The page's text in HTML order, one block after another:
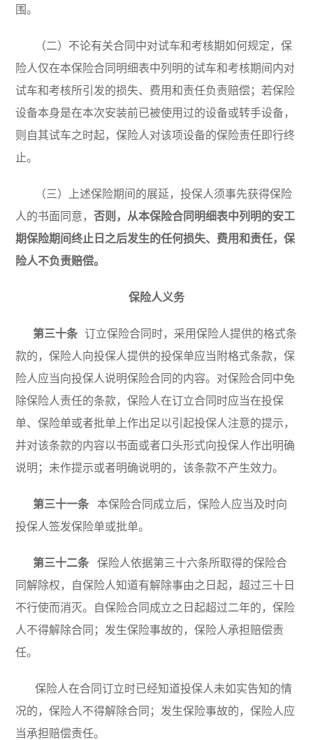
围。
（二）不论有关合同中对试车和考核期如何规定，保
险人仅在本保险合同明细表中列明的试车和考核期间内对
试车和考核所引发的损失、费用和责任负责赔偿；若保险
设备本身是在本次安装前已被使用过的设备或转手设备，
则自其试车之时起，保险人对该项设备的保险责任即行终
止。
（三）上述保险期间的展延，投保人须事先获得保险
人的书面同意，否则，从本保险合同明细表中列明的安工
期保险期间终止日之后发生的任何损失、费用和责任，保
险人不负责赔偿。
保险人义务
第三十条
订立保险合同时，采用保险人提供的格式条
款的，保险人向投保人提供的投保单应当附格式条款，保
险人应当向投保人说明保险合同的内容。对保险合同中免
除保险人责任的条款，保险人在订立合同时应当在投保
单、保险单或者批单上作出足以引起投保人注意的提示，
并对该条款的内容以书面或者口头形式向投保人作出明确
说明；未作提示或者明确说明的，该条款不产生效力。
第三十一条
本保险合同成立后，保险人应当及时向
投保人签发保险单或批单。
第三十二条
保险人依据第三十六条所取得的保险合
同解除权，自保险人知道有解除事由之日起，超过三十日
不行使而消灭。自保险合同成立之日起超过二年的，保险
人不得解除合同；发生保险事故的，保险人承担赔偿责
任。
保险人在合同订立时已经知道投保人未如实告知的情
况的，保险人不得解除合同；发生保险事故的，保险人应
当承担赔偿责任。